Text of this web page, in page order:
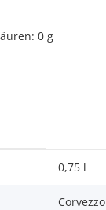
0 g
0,75 l
Corvezzo